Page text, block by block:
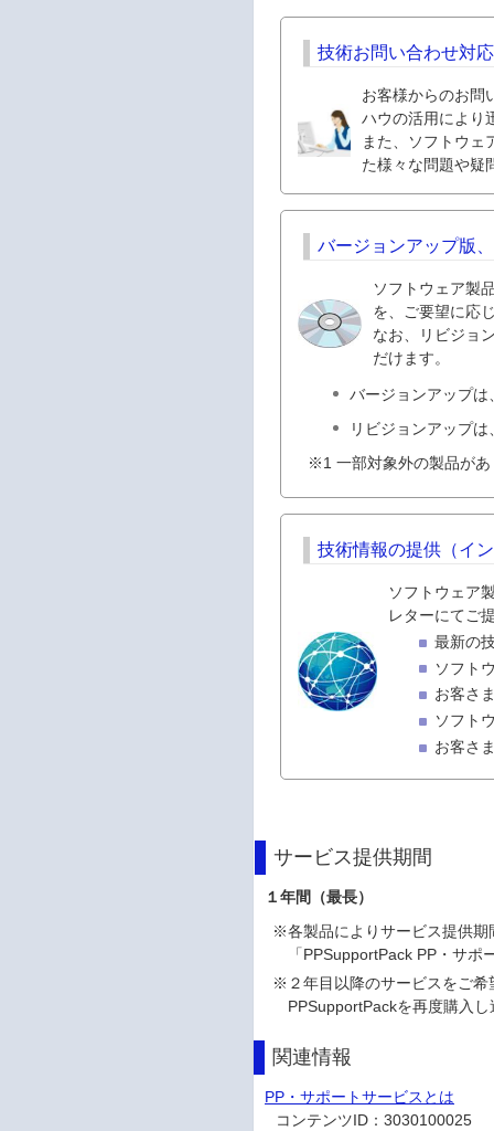
技術お問い合わせ対
お客様からのお問
ハウの活用により
また、ソフトウェ
た様々な問題や疑
バージョンアップ版
ソフトウェア製
を、ご要望に応
なお、リビジョ
だけます。
バージョンアップ
リビジョンアップ
※1 一部対象外の製品があ
技術情報の提供（イ
ソフトウェア
レターにてご
最新の
ソフト
お客さ
ソフト
お客さ
サービス提供期間
１年間（最長）
※各製品によりサービス提供
「PPSupportPack PP・サ
※ ２年目以降のサービスをご
PPSupportPackを再度購入
関連情報
PP・サポートサービスとは
コンテンツID：3030100025